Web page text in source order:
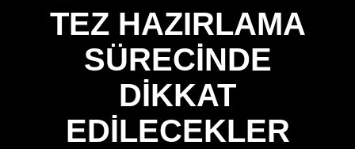
TEZ HAZIRLAMA
SÜRECINDE
DIKKAT
EDILECEKLER